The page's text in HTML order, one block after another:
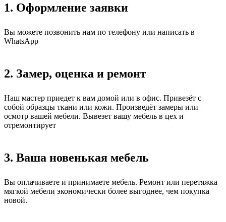
1. Оформление заявки
Вы можете позвонить нам по телефону или написать в
WhatsApp
2. Замер, оценка и ремонт
Наш мастер приедет к вам домой или в офис. Привезёт с
собой образцы ткани или кожи. Произведёт замеры или
осмотр вашей мебели. Вывезет вашу мебель в цех и
отремонтирует
3. Ваша новенькая мебель
Вы оплачиваете и принимаете мебель. Ремонт или перетяжка
мягкой мебели экономически более выгоднее, чем покупка
новой.